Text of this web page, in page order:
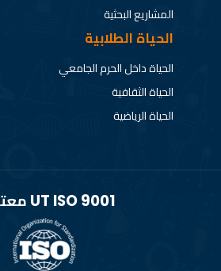
المشاريع البحثية
الحياة الطلابية
الحياة داخل الحرم الجامعي
الحياة الثقافية
الحياة الرياضية
UT ISO 9001 معتمد :